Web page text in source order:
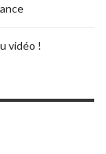
vidéo !